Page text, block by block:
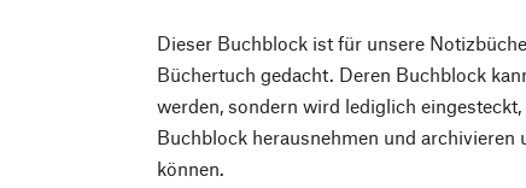
Dieser Buchblock ist für unsere
Büchertuch gedacht. Deren Buchblock
werden, sondern wird lediglich
Buchblock herausnehmen und archivieren
können.